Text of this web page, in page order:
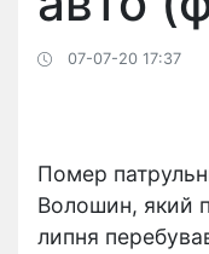
07-07-20 17:37
Помер
Волошин, який
липня